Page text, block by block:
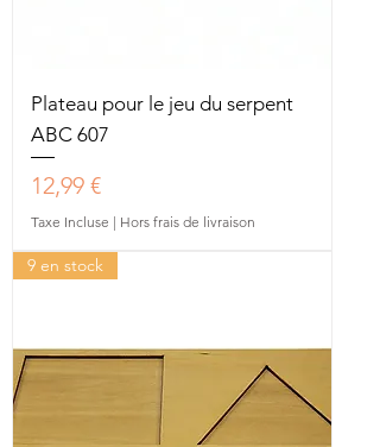
Plateau pour le jeu du serpent
ABC 607
Prix
12,99 €
Taxe Incluse | Hors frais de livraison
9 en stock